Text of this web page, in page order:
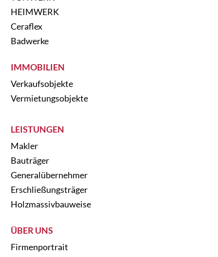
HEIMWERK
Ceraflex
Badwerke
IMMOBILIEN
Verkaufsobjekte
Vermietungsobjekte
LEISTUNGEN
Makler
Bauträger
Generalübernehmer
Erschließungsträger
Holzmassivbauweise
ÜBER UNS
Firmenportrait